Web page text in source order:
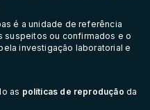
é a unidade de referência
suspeitos ou confirmados e o
investigação laboratorial e
as políticas de reprodução da